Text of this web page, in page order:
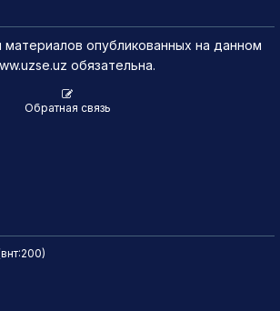
материалов опубликованных на данном
обязательна.
Обратная связь